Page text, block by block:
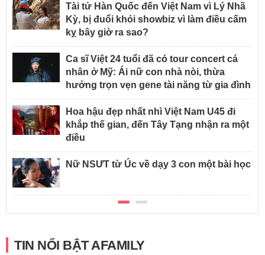
Tài tử Hàn Quốc đến Việt Nam vì Lý Nhã
Kỳ, bị đuổi khỏi showbiz vì làm điều cấm
kỵ bây giờ ra sao?
Ca sĩ Việt 24 tuổi đã có tour concert cá
nhân ở Mỹ: Ái nữ con nhà nòi, thừa
hưởng trọn vẹn gene tài năng từ gia đình
Hoa hậu đẹp nhất nhì Việt Nam U45 đi
khắp thế gian, đến Tây Tạng nhận ra một
điều
Nữ NSƯT từ Úc về dạy 3 con một bài học
TIN NỔI BẬT AFAMILY